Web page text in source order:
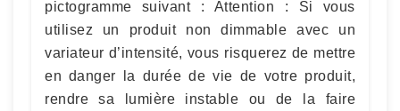
pictogramme suivant : Attention : Si vous
utilisez un produit non dimmable avec un
variateur d’intensité, vous risquerez de mettre
en danger la durée de vie de votre produit,
rendre sa lumière instable ou de la faire